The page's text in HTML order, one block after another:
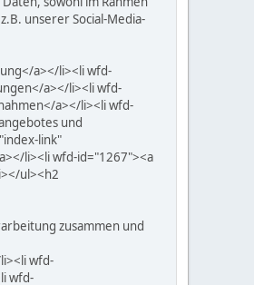
unserer Social-Media-
a></li><li wfd-
a></li><li wfd-
a></li><li wfd-
und
link"
li><li wfd-id="1267"><a
ul><h2
zusammen und
wfd-
wfd-